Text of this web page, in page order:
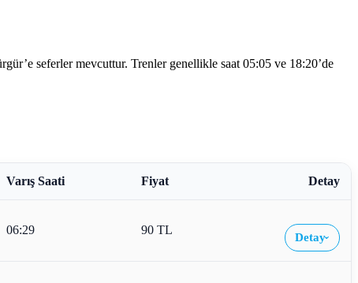
seferler mevcuttur. Trenler genellikle saat 05:05 ve 18:20’de
Varış Saati Fiyat Detay
06:29 90 TL
Detay›